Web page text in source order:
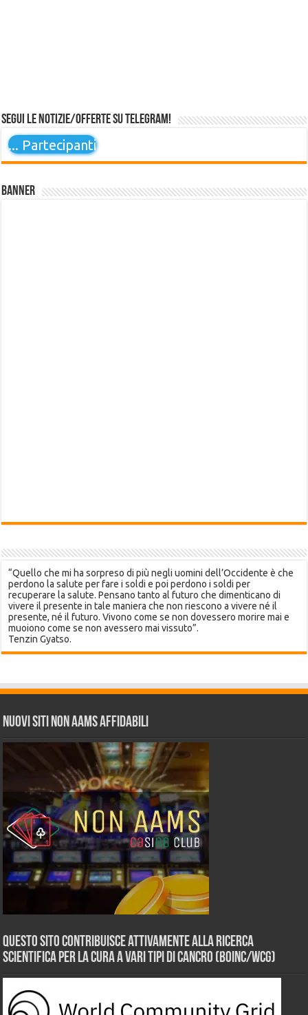
Segui le notizie/offerte su Telegram!
... Partecipanti
Banner
“Quello che mi ha sorpreso di più negli uomini dell’Occidente è che
perdono la salute per fare i soldi e poi perdono i soldi per
recuperare la salute. Pensano tanto al futuro che dimenticano di
vivere il presente in tale maniera che non riescono a vivere né il
presente, né il futuro. Vivono come se non dovessero morire mai e
muoiono come se non avessero mai vissuto”.
Tenzin Gyatso.
Nuovi siti non AAMS affidabili
Questo sito contribuisce attivamente alla ricerca
scientifica per la cura a vari tipi di Cancro (BOINC/WCG)